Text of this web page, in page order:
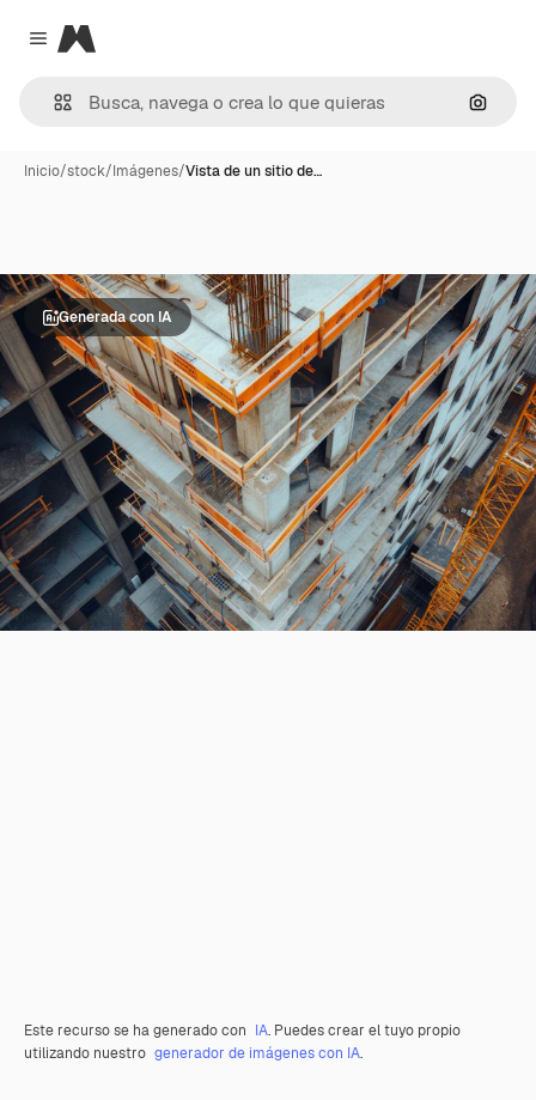
Close menu
Magnific
Inicio/stock/Imágenes/Vista de un sitio de…
Generada con IA
Este recurso se ha generado con IA. Puedes crear el tuyo propio
utilizando nuestro generador de imágenes con IA.